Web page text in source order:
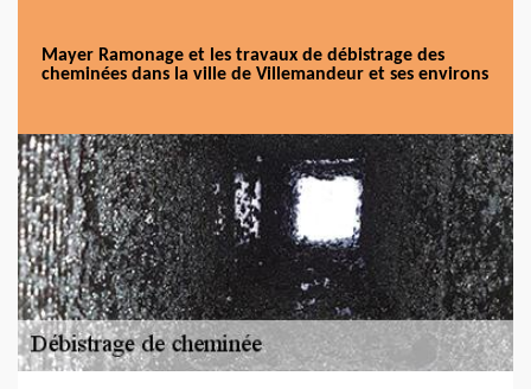
Mayer Ramonage et les travaux de débistrage des
cheminées dans la ville de Villemandeur et ses environs